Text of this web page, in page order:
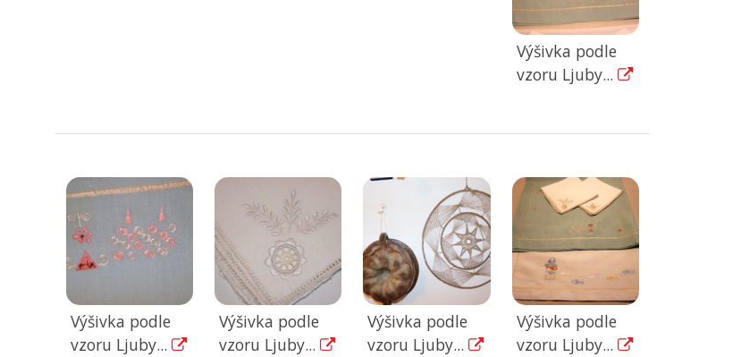
Výšivka podle
vzoru Ljuby...
Výšivka podle
vzoru Ljuby...
Výšivka podle
vzoru Ljuby...
Výšivka podle
vzoru Ljuby...
Výšivka podle
vzoru Ljuby...